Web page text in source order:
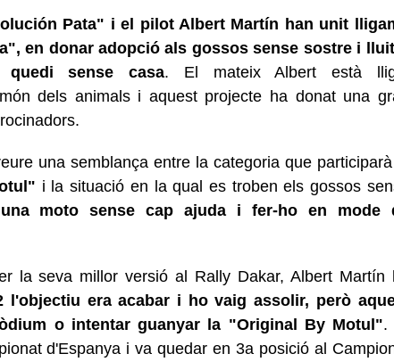
Pata" i el pilot Albert Martín han unit
en donar adopció als gossos sense sostre i
sense casa. El mateix Albert està
dels animals i aquest projecte ha donat una
una semblança entre la categoria que
i la situació en la qual es troben els gossos
moto sense cap ajuda i fer-ho en mode
la seva millor versió al Rally Dakar, Albert Martín
l'objectiu era acabar i ho vaig assolir, però
o intentar guanyar la "Original By Motul".
d'Espanya i va quedar en 3a posició al